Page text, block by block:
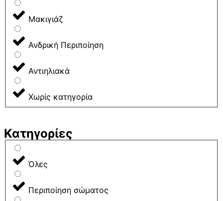
Μακιγιάζ
Ανδρική Περιποίηση
Αντιηλιακά
Χωρίς κατηγορία
Κατηγορίες
Όλες
Περιποίηση σώματος